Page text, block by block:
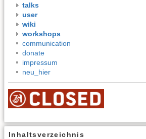
talks
user
wiki
workshops
communication
donate
impressum
neu_hier
Inhaltsverzeichnis